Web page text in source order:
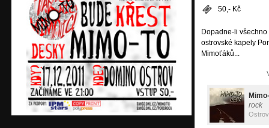
50,- Kč
Dopadne-li
ostrovské kapely
Mimoťáků...
rock
Ostrov